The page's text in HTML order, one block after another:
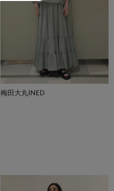
梅田大丸INED